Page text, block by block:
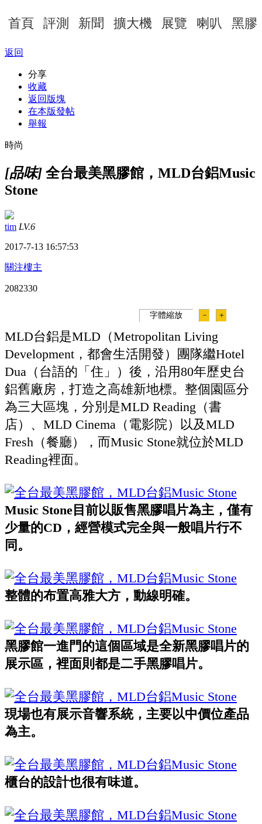
首頁 評測 新聞 擴大機 展覽 喇叭 黑膠
返回
分享
收藏
返回版塊
在本版發帖
舉報
時尚
[品味] 全台最美黑膠館，MLD台鋁Music
Stone
tim LV.6
2017-7-13 16:57:53
關注樓主
2082330
字體縮放 － ＋
MLD台鋁是MLD（Metropolitan Living
Development，都會生活開發）團隊繼Hotel
Dua（台語的「住」）後，沿用80年歷史台
鋁舊廠房，打造之高雄新地標。整個園區分
為三大區塊，分別是MLD Reading（書
店）、MLD Cinema（電影院）以及MLD
Fresh（餐廳），而Music Stone就位於MLD
Reading裡面。
Music Stone目前以販售黑膠唱片為主，僅有
少量的CD，經營模式完全與一般唱片行不
同。
整體的布置高雅大方，動線明確。
黑膠館一進門的這個區域是全新黑膠唱片的
展示區，裡面則都是二手黑膠唱片。
現場也有展示音響系統，主要以中價位產品
為主。
櫃台的設計也很有味道。